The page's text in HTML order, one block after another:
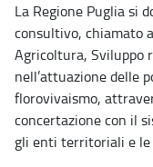
La Regione Puglia si
consultivo, chiamato
Agricoltura, Sviluppo
nell’attuazione delle
florovivaismo,
concertazione con il
gli enti territoriali e le